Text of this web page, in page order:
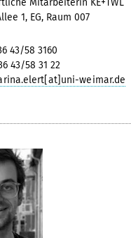
Mitarbeiterin KE+TWL
1, EG, Raum 007
43/58 3160
43/58 31 22
weimar.de